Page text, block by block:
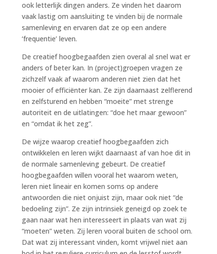
ook letterlijk dingen anders. Ze vinden het daarom
vaak lastig om aansluiting te vinden bij de normale
samenleving en ervaren dat ze op een andere
‘frequentie’ leven.
De creatief hoogbegaafden zien overal al snel wat er
anders of beter kan. In (project)groepen vragen ze
zichzelf vaak af waarom anderen niet zien dat het
mooier of efficiënter kan. Ze zijn daarnaast zelflerend
en zelfsturend en hebben “moeite” met strenge
autoriteit en de uitlatingen: “doe het maar gewoon”
en “omdat ik het zeg”.
De wijze waarop creatief hoogbegaafden zich
ontwikkelen en leren wijkt daarnaast af van hoe dit in
de normale samenleving gebeurt. De creatief
hoogbegaafden willen vooral het waarom weten,
leren niet lineair en komen soms op andere
antwoorden die niet onjuist zijn, maar ook niet “de
bedoeling zijn”. Ze zijn intrinsiek geneigd op zoek te
gaan naar wat hen interesseert in plaats van wat zij
“moeten” weten. Zij leren vooral buiten de school om.
Dat wat zij interessant vinden, komt vrijwel niet aan